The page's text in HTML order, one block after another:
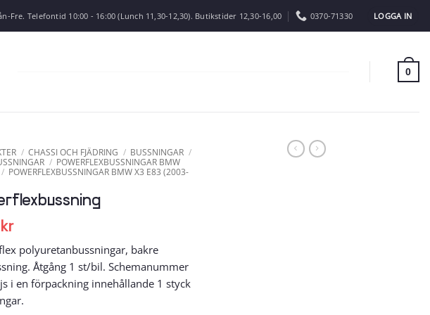
Fre. Telefontid 10:00 - 16:00 (Lunch 11,30-12,30). Butikstider 12,30-16,00 0370-71330 LOGGA IN
0
/ CHASSI OCH FJÄDRING / BUSSNINGAR /
/ POWERFLEXBUSSNINGAR BMW
/ POWERFLEXBUSSNINGAR BMW X3 E83 (2003-
kr
polyuretanbussningar, bakre
Åtgång 1 st/bil. Schemanummer
i en förpackning innehållande 1 styck